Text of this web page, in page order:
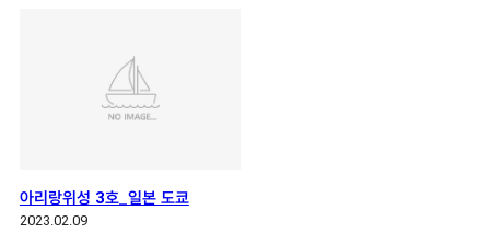
아리랑위성 3호_일본 도쿄
2023.02.09